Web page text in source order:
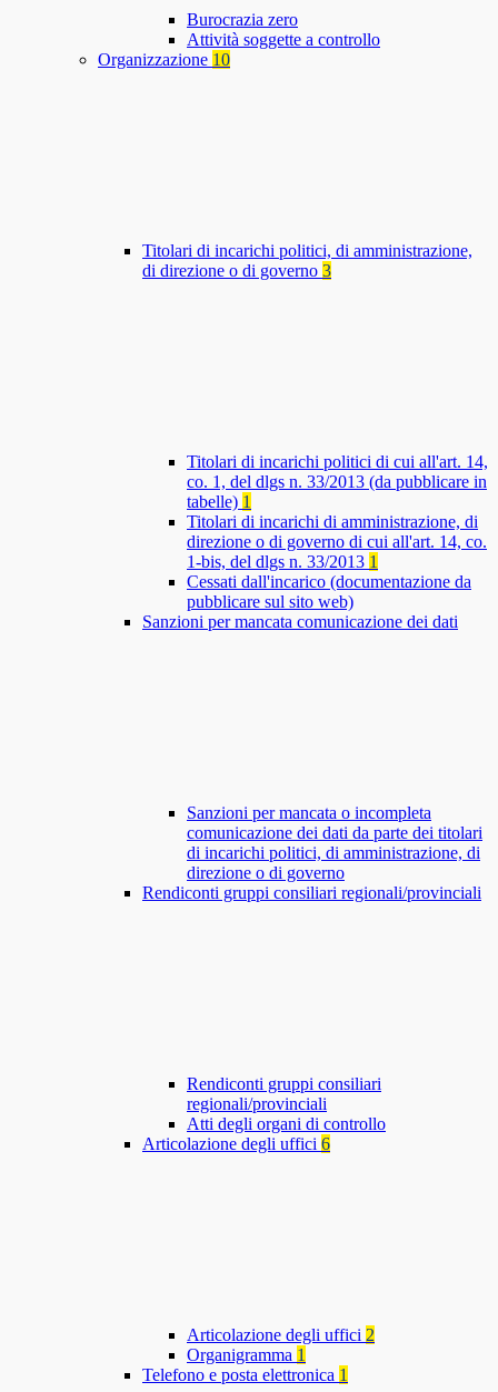
Burocrazia zero
Attività soggette a controllo
Organizzazione 10
Titolari di incarichi politici, di amministrazione,
di direzione o di governo 3
Titolari di incarichi politici di cui all'art. 14,
co. 1, del dlgs n. 33/2013 (da pubblicare in
tabelle) 1
Titolari di incarichi di amministrazione, di
direzione o di governo di cui all'art. 14, co.
1-bis, del dlgs n. 33/2013 1
Cessati dall'incarico (documentazione da
pubblicare sul sito web)
Sanzioni per mancata comunicazione dei dati
Sanzioni per mancata o incompleta
comunicazione dei dati da parte dei titolari
di incarichi politici, di amministrazione, di
direzione o di governo
Rendiconti gruppi consiliari regionali/provinciali
Rendiconti gruppi consiliari
regionali/provinciali
Atti degli organi di controllo
Articolazione degli uffici 6
Articolazione degli uffici 2
Organigramma 1
Telefono e posta elettronica 1